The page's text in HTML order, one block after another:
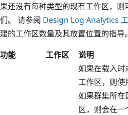
果还没有每种类型的现有工作区，
们。 请参阅 Design Log Analytics
建的工作区数量及其放置位置的指导。
功能
工作区 说明
如果在载入
工作区，则使
如果群集所在
区，则会在一